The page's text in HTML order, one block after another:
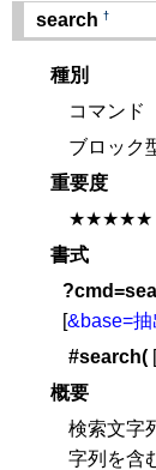
search †
種別
コマンド
ブロック
重要度
★★★★★
書式
[&base=
#search( [
概要
検索文字
字列を含